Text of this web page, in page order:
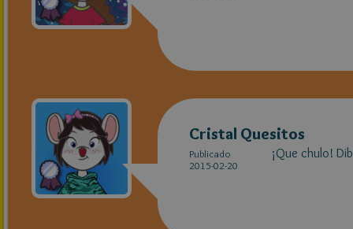
Cristal Quesitos
Publicado
2015-02-20
¡Que chulo!